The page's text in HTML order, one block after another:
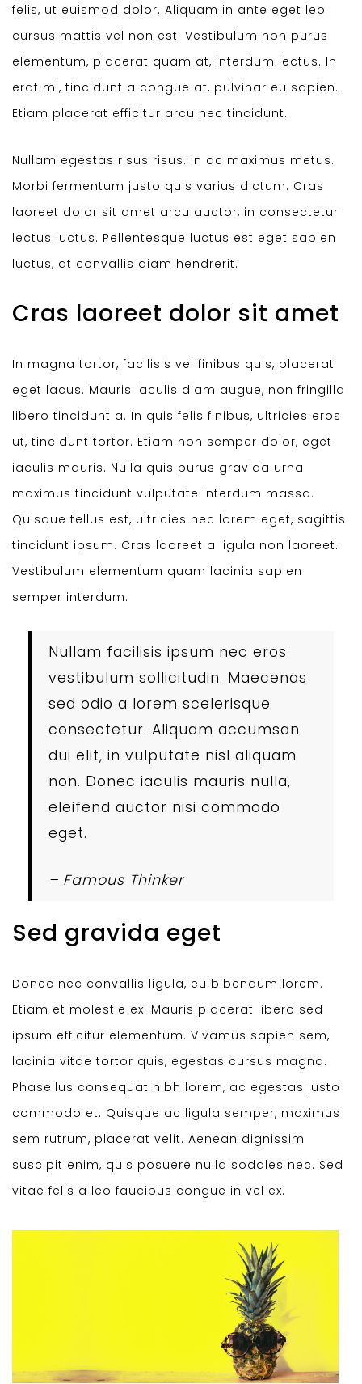
felis, ut euismod dolor. Aliquam in ante eget leo
cursus mattis vel non est. Vestibulum non purus
elementum, placerat quam at, interdum lectus. In
erat mi, tincidunt a congue at, pulvinar eu sapien.
Etiam placerat efficitur arcu nec tincidunt.
Nullam egestas risus risus. In ac maximus metus.
Morbi fermentum justo quis varius dictum. Cras
laoreet dolor sit amet arcu auctor, in consectetur
lectus luctus. Pellentesque luctus est eget sapien
luctus, at convallis diam hendrerit.
Cras laoreet dolor sit amet
In magna tortor, facilisis vel finibus quis, placerat
eget lacus. Mauris iaculis diam augue, non fringilla
libero tincidunt a. In quis felis finibus, ultricies eros
ut, tincidunt tortor. Etiam non semper dolor, eget
iaculis mauris. Nulla quis purus gravida urna
maximus tincidunt vulputate interdum massa.
Quisque tellus est, ultricies nec lorem eget, sagittis
tincidunt ipsum. Cras laoreet a ligula non laoreet.
Vestibulum elementum quam lacinia sapien
semper interdum.
Nullam facilisis ipsum nec eros
vestibulum sollicitudin. Maecenas
sed odio a lorem scelerisque
consectetur. Aliquam accumsan
dui elit, in vulputate nisl aliquam
non. Donec iaculis mauris nulla,
eleifend auctor nisi commodo
eget.
– Famous Thinker
Sed gravida eget
Donec nec convallis ligula, eu bibendum lorem.
Etiam et molestie ex. Mauris placerat libero sed
ipsum efficitur elementum. Vivamus sapien sem,
lacinia vitae tortor quis, egestas cursus magna.
Phasellus consequat nibh lorem, ac egestas justo
commodo et. Quisque ac ligula semper, maximus
sem rutrum, placerat velit. Aenean dignissim
suscipit enim, quis posuere nulla sodales nec. Sed
vitae felis a leo faucibus congue in vel ex.